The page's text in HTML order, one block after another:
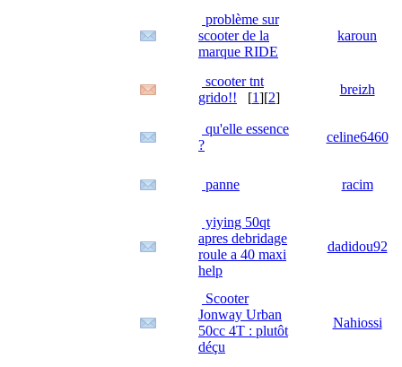
problème sur
scooter de la
marque RIDE
karoun
scooter tnt
grido!! [1][2]
breizh
qu'elle essence
?
celine6460
panne racim
yiying 50qt
apres debridage
roule a 40 maxi
help
dadidou92
Scooter
Jonway Urban
50cc 4T : plutôt
déçu
Nahiossi